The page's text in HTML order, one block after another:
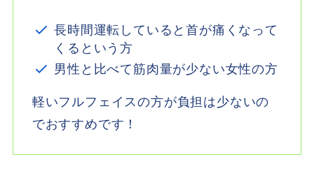
長時間運転していると首が痛くなって
くるという方
男性と比べて筋肉量が少ない女性の方
軽いフルフェイスの方が負担は少ないの
でおすすめです！